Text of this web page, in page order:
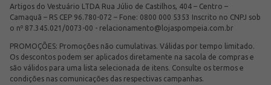
Artigos do Vestuário LTDA Rua Júlio de Castilhos, 404 – Centro –
Camaquã – RS CEP 96.780-072 – Fone: 0800 000 5353 Inscrito no CNPJ sob
o nº 87.345.021/0073-00 - relacionamento@lojaspompeia.com.br
PROMOÇÕES: Promoções não cumulativas. Válidas por tempo limitado.
Os descontos podem ser aplicados diretamente na sacola de compras e
são válidos para uma lista selecionada de itens. Consulte os termos e
condições nas comunicações das respectivas campanhas.